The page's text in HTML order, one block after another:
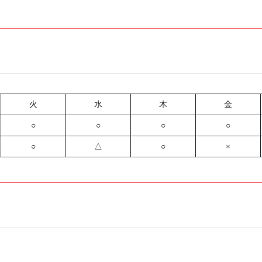
火 水 木 金
○ ○ ○ ○
○ △ ○ ×